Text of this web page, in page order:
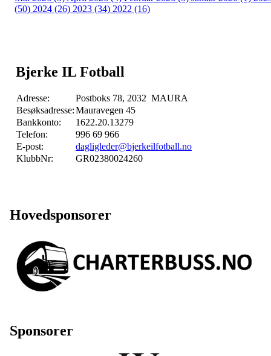
(50) 2024 (26) 2023 (34) 2022 (16)
Bjerke IL Fotball
Adresse:
Postboks 78, 2032 MAURA
Besøksadresse:Mauravegen 45
Bankkonto:
1622.20.13279
Telefon:
996 69 966
E-post:
dagligleder@bjerkeilfotball.no
KlubbNr:
GR02380024260
Hovedsponsorer
Sponsorer